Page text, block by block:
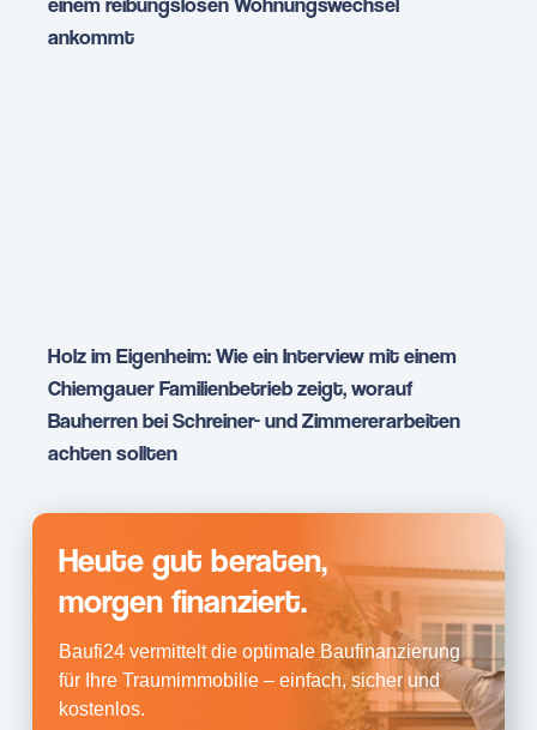
ankommt
Holz im Eigenheim: Wie ein Interview mit einem
Chiemgauer Familienbetrieb zeigt, worauf
Bauherren bei Schreiner- und Zimmererarbeiten
achten sollten
Heute gut beraten,
morgen finanziert.
Baufi24 vermittelt die optimale Baufinanzierung
für Ihre Traumimmobilie – einfach, sicher und
kostenlos.